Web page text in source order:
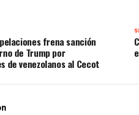
frena sanción
de Trump por
de venezolanos al Cecot